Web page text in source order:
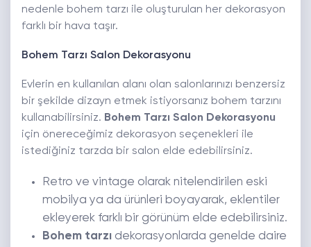
nedenle bohem tarzı ile oluşturulan her dekorasyon
farklı bir hava taşır.
Bohem Tarzı Salon Dekorasyonu
Evlerin en kullanılan alanı olan salonlarınızı benzersiz
bir şekilde dizayn etmek istiyorsanız bohem tarzını
kullanabilirsiniz. Bohem Tarzı Salon Dekorasyonu
için önereceğimiz dekorasyon seçenekleri ile
istediğiniz tarzda bir salon elde edebilirsiniz.
Retro ve vintage olarak nitelendirilen eski
mobilya ya da ürünleri boyayarak, eklentiler
ekleyerek farklı bir görünüm elde edebilirsiniz.
Bohem tarzı dekorasyonlarda genelde daire